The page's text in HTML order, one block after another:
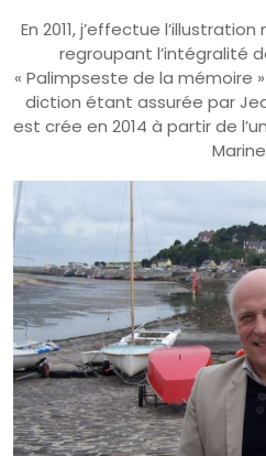
En 2011, j’effectue
regroupant l’intégralité
« Palimpseste de la mémoire
diction étant assurée par
est crée en 2014 à partir de